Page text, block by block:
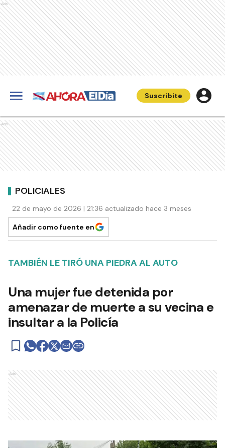
Ads
Suscribite
Ads
POLICIALES
22 de mayo de 2026 | 21:36 actualizado hace 3 meses
Añadir como fuente en
TAMBIÉN LE TIRÓ UNA PIEDRA AL AUTO
Una mujer fue detenida por
amenazar de muerte a su vecina e
insultar a la Policía
Ads